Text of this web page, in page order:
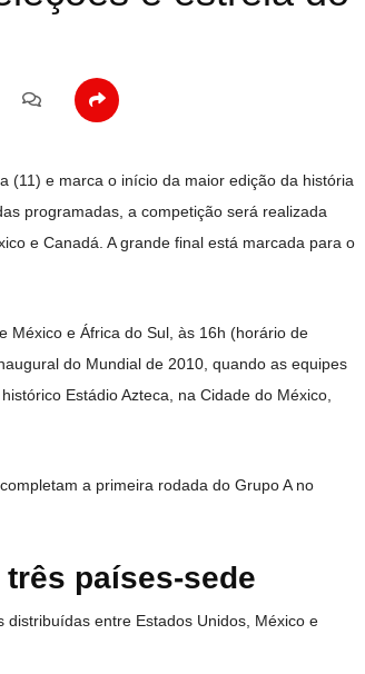
(11) e marca o início da maior edição da história
programadas, a competição será realizada
e Canadá. A grande final está marcada para o
México e África do Sul, às 16h (horário de
do Mundial de 2010, quando as equipes
Estádio Azteca, na Cidade do México,
a primeira rodada do Grupo A no
três países-sede
distribuídas entre Estados Unidos, México e